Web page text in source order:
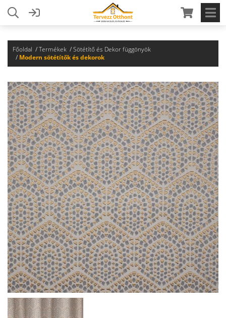
Főoldal Termékek
Sötétítő és Dekor függönyök
Modern sötétítők és dekorok